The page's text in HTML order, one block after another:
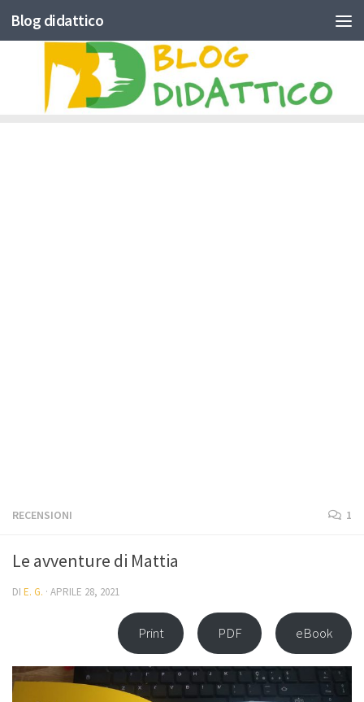
Skip to content
Blog didattico
RECENSIONI 1
Le avventure di Mattia
DI E. G. · APRILE 28, 2021
Print PDF eBook